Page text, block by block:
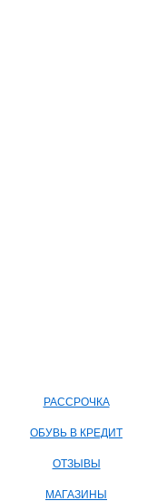
РАССРОЧКА
ОБУВЬ В КРЕДИТ
ОТЗЫВЫ
МАГАЗИНЫ